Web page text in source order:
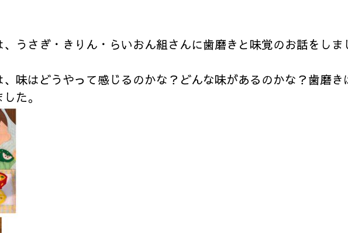
うさぎ・きりん・らいおん組さんに歯磨きと味覚のお話をしま
味はどうやって感じるのかな？どんな味があるのかな？歯磨き
た。